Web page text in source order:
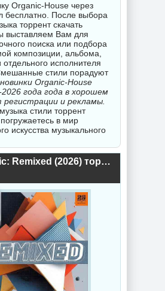
Organic-House через
бесплатно. После выбора
торрент скачать
выставляем Вам для
поиска или подбора
композиции, альбома,
исполнителя
стили порадуют
Organic-House
года года в хорошем
регистрации и рекламы.
стили торрент
в мир
искусства музыкального
Bar 25 Music: Remixed (2026) торрент